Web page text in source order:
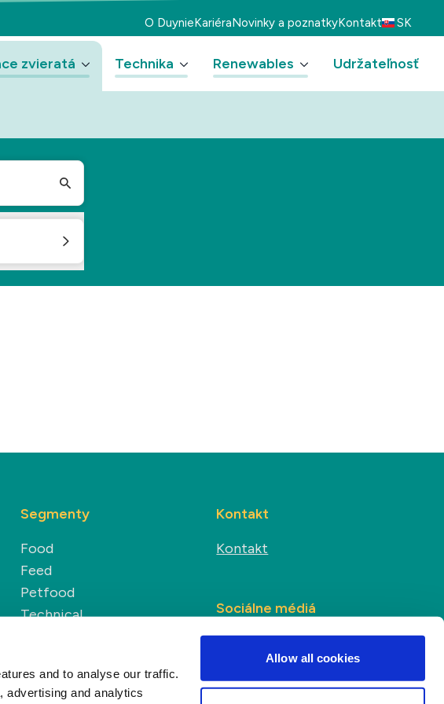
and to analyse our traffic.
advertising and analytics
Allow all cookies
O DuynieKariéraNovinky a poznatkyKontakt SK
zvieratá Technika Renewables Udržateľnosť
Segmenty
Food
Feed
Petfood
Technical
Kontakt
Kontakt
Sociálne médiá